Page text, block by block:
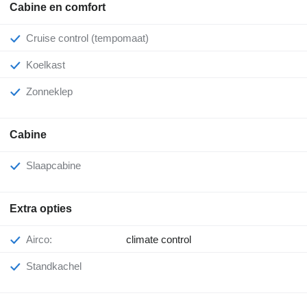
Cabine en comfort
Cruise control (tempomaat)
Koelkast
Zonneklep
Cabine
Slaapcabine
Extra opties
Airco: climate control
Standkachel